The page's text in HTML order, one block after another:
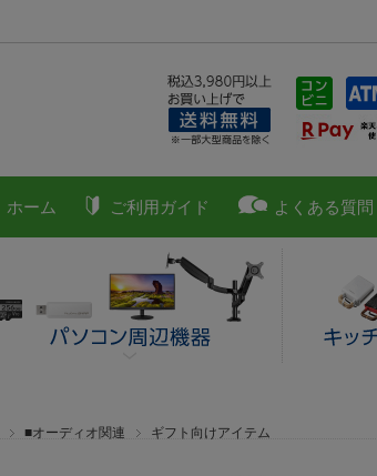
ホーム ご利用ガイド よくある質問
■オーディオ関連 ギフト向けアイテム